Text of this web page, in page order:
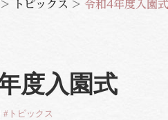
> トピックス > 令和4年度入園式
度入園式
#トピックス